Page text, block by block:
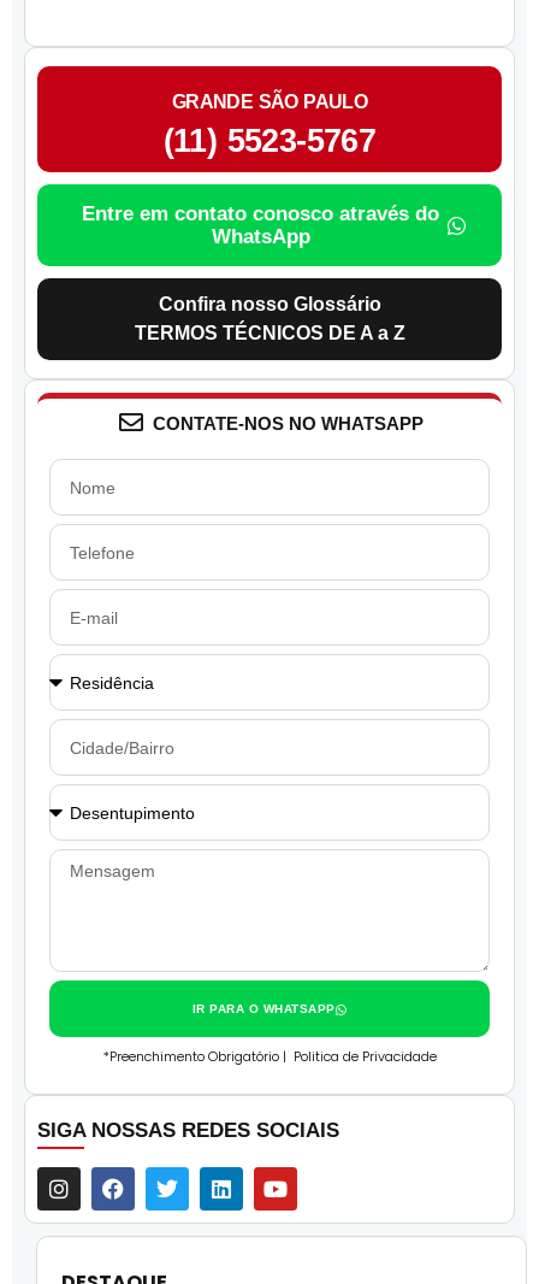
GRANDE SÃO PAULO
(11) 5523-5767
Entre em contato conosco através do
WhatsApp
Confira nosso Glossário
TERMOS TÉCNICOS DE A a Z
CONTATE-NOS NO WHATSAPP
IR PARA O WHATSAPP
*Preenchimento Obrigatório | Politica de Privacidade
SIGA NOSSAS REDES SOCIAIS